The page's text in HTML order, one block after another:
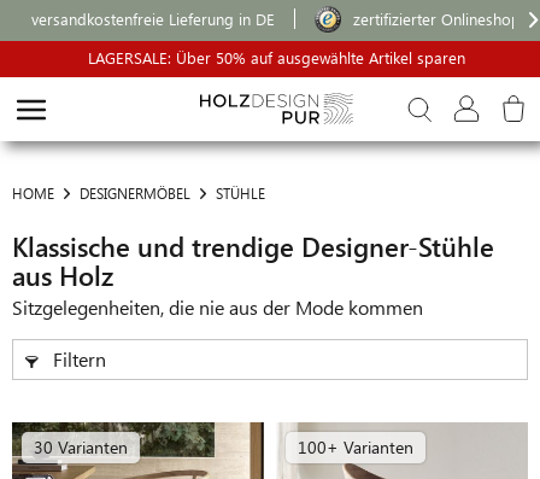
versandkostenfreie Lieferung in DE
zertifizierter Onlineshop
LAGERSALE: Über 50% auf ausgewählte Artikel sparen
HOME DESIGNERMÖBEL STÜHLE
Klassische und trendige Designer-Stühle
aus Holz
Sitzgelegenheiten, die nie aus der Mode kommen
Filtern
30 Varianten 100+ Varianten